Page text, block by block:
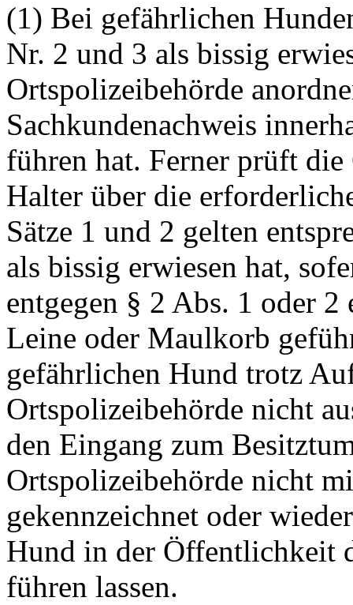
(1) Bei gefährlichen
Nr. 2 und 3 als bissig
Ortspolizeibehörde
Sachkundenachweis
führen hat. Ferner prüft
Halter über die
Sätze 1 und 2 gelten
als bissig erwiesen hat,
entgegen § 2 Abs. 1 oder
Leine oder Maulkorb
gefährlichen Hund trotz
Ortspolizeibehörde nicht
den Eingang zum
Ortspolizeibehörde nicht
gekennzeichnet oder
Hund in der Öffentlichkeit
führen lassen.